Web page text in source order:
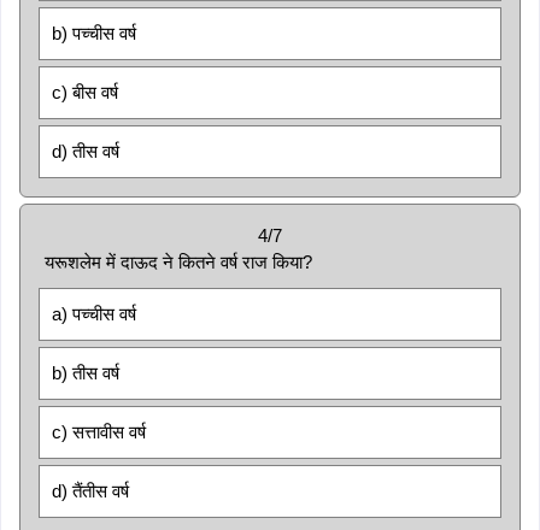
b) पच्चीस वर्ष
c) बीस वर्ष
d) तीस वर्ष
4/7
यरूशलेम में दाऊद ने कितने वर्ष राज किया?
a) पच्चीस वर्ष
b) तीस वर्ष
c) सत्तावीस वर्ष
d) तैंतीस वर्ष